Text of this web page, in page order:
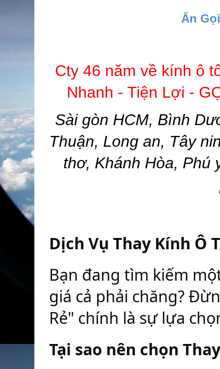
Ấn
Cty 46 năm về kính ô
Nhanh - Tiện Lợi -
Sài gòn HCM, Bình
Thuận, Long an, Tây
thơ, Khánh Hòa, Phú
Dịch Vụ Thay Kính Ô
Bạn đang tìm kiếm
giá cả phải chăng?
Rẻ" chính là sự lựa
Tại sao nên chọn